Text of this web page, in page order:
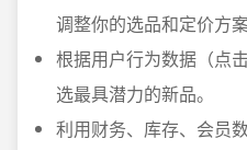
调整你的选品和定价方案
根据用户行为数据（点
选最具潜力的新品。
利用财务、库存、会员